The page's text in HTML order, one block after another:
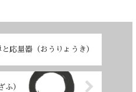
と応量器（おうりょうき）
ふ）